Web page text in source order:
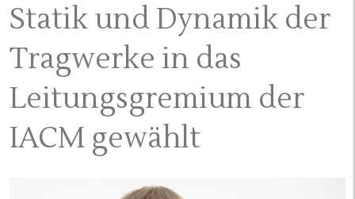
Statik und Dynamik der
Tragwerke in das
Leitungsgremium der
IACM gewählt